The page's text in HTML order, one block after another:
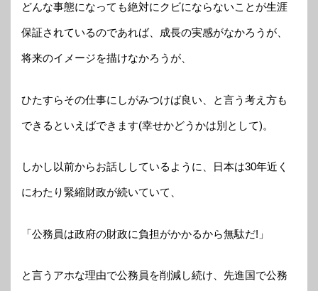
どんな事態になっても絶対にクビにならないことが生涯
保証されているのであれば、成長の実感がなかろうが、
将来のイメージを描けなかろうが、
ひたすらその仕事にしがみつけば良い、と言う考え方も
できるといえばできます(幸せかどうかは別として)。
しかし以前からお話ししているように、日本は30年近く
にわたり緊縮財政が続いていて、
「公務員は政府の財政に負担がかかるから無駄だ!」
と言うアホな理由で公務員を削減し続け、先進国で公務